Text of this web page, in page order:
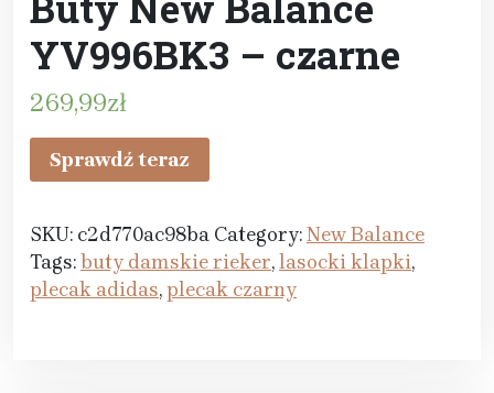
YV996BK3 – czarne
269,99zł
Sprawdź teraz
SKU: c2d770ac98ba Category:New Balance
Tags:buty damskie rieker,lasocki klapki,
plecak adidas,plecak czarny